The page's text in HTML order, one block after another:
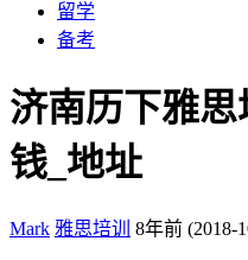
留学
备考
济南历下雅
钱_地址
Mark 雅思培训 8年前 (2018-